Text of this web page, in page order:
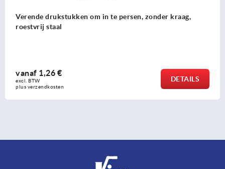
T-grepen metaal-detecteerbaar
vanaf 5,61 €
excl. BTW
plus verzendkosten
DETAILS